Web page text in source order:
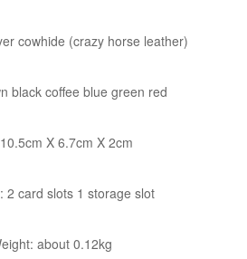
cowhide (crazy horse leather)
black coffee blue green red
X 6.7cm X 2cm
2 card slots 1 storage slot
about 0.12kg